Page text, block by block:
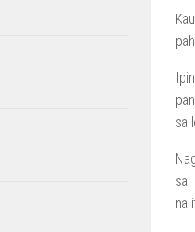
sa
sa
na